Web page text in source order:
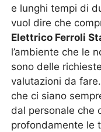
e lunghi tempi di
vuol dire che
Elettrico Ferroli
l’ambiente che le
sono delle
valutazioni da
che ci siano
dal personale che
profondamente le